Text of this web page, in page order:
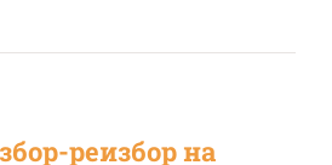
реизбор на